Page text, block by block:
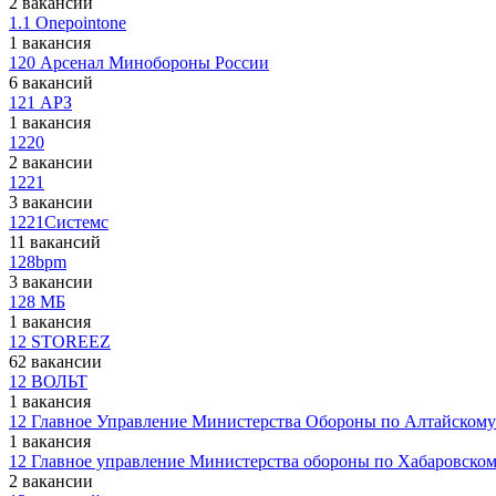
1.1 Onepointone
1 вакансия
120 Арсенал Минобороны России
6 вакансий
121 АРЗ
1 вакансия
1220
2 вакансии
1221
3 вакансии
1221Системс
11 вакансий
128bpm
3 вакансии
128 МБ
1 вакансия
12 STOREEZ
62 вакансии
12 ВОЛЬТ
1 вакансия
12 Главное Управление Министерства Обороны по
1 вакансия
12 Главное управление Министерства обороны по
2 вакансии